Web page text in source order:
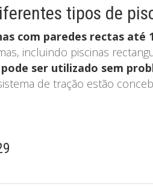
tipos de
com paredes rectas até
incluindo piscinas
ser utilizado sem
de tração estão